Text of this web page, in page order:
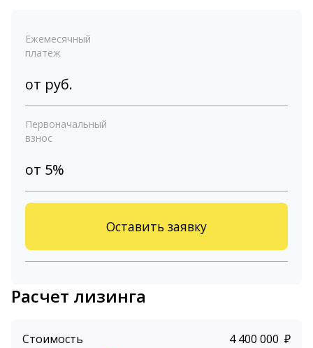
Ежемесячный
платеж
от руб.
Первоначальный
взнос
от 5%
Оставить заявку
Расчет лизинга
Стоимость ₽